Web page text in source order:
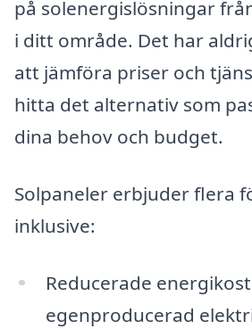
på solenergislösningar
i ditt område. Det har
att jämföra priser och
hitta det alternativ som
dina behov och budget.
Solpaneler erbjuder flera
inklusive:
Reducerade
egenproducerad